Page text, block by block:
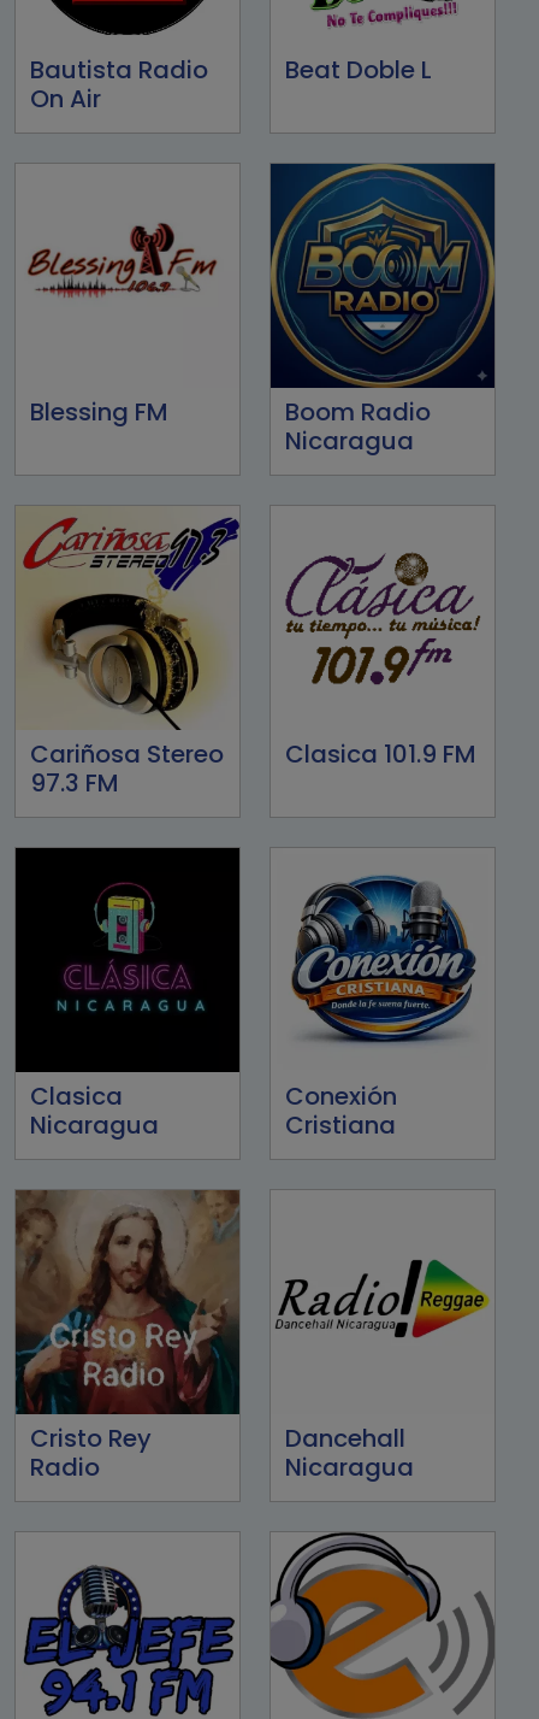
Bautista Radio
On Air
Beat Doble L
Blessing FM
Boom Radio
Nicaragua
Cariñosa Stereo
97.3 FM
Clasica 101.9 FM
Clasica
Nicaragua
Conexión
Cristiana
Cristo Rey
Radio
Dancehall
Nicaragua